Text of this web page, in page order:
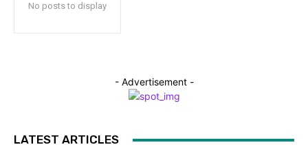
No posts to display
- Advertisement -
LATEST ARTICLES